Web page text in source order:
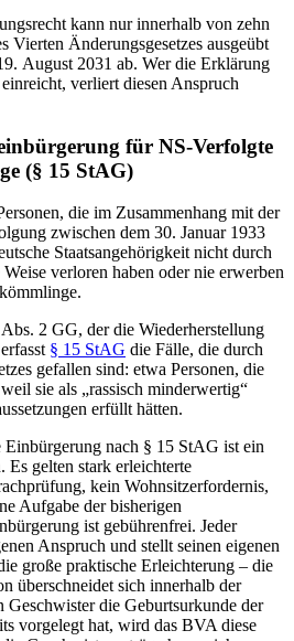
kann nur innerhalb von zehn
Vierten Änderungsgesetzes ausgeübt
August 2031 ab. Wer die Erklärung
verliert diesen Anspruch
für NS-Verfolgte
(§ 15 StAG)
die im Zusammenhang mit der
zwischen dem 30. Januar 1933
Staatsangehörigkeit nicht durch
verloren haben oder nie erwerben
2 GG, der die Wiederherstellung
§ 15 StAG die Fälle, die durch
gefallen sind: etwa Personen, die
sie als „rassisch minderwertig“
erfüllt hätten.
Einbürgerung nach § 15 StAG ist ein
Es gelten stark erleichterte
kein Wohnsitzerfordernis,
Aufgabe der bisherigen
ist gebührenfrei. Jeder
Anspruch und stellt seinen eigenen
große praktische Erleichterung – die
überschneidet sich innerhalb der
die Geburtsurkunde der
vorgelegt hat, wird das BVA diese